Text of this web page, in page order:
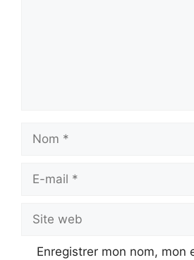
Nom
Site
web
Enregistrer mon nom, mon